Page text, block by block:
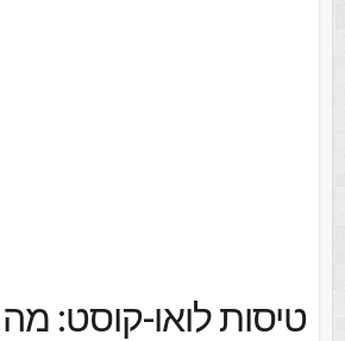
טיסות לואו-קוסט: